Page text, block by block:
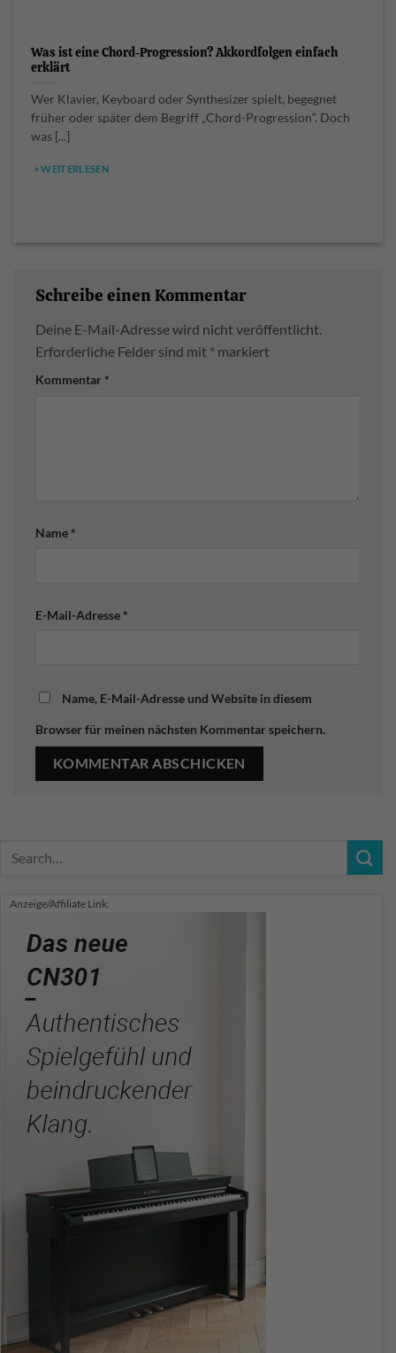
Was ist eine Chord-Progression? Akkordfolgen einfach
erklärt
Wer Klavier, Keyboard oder Synthesizer spielt, begegnet
früher oder später dem Begriff „Chord-Progression“. Doch
was [...]
> WEITERLESEN
Schreibe einen Kommentar
Deine E-Mail-Adresse wird nicht veröffentlicht.
Erforderliche Felder sind mit * markiert
Kommentar *
Name *
E-Mail-Adresse *
Name, E-Mail-Adresse und Website in diesem
Browser für meinen nächsten Kommentar speichern.
Anzeige/Affiliate Link: